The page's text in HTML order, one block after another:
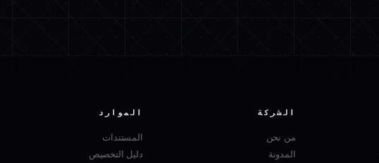
الشركة
من نحن
المدونة
الموارد
المستندات
دليل التخصيص